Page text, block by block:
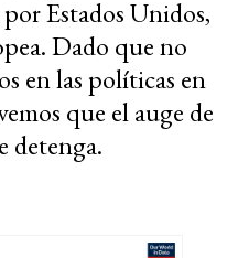
Estados Unidos,
Dado que no
en las políticas en
que el auge de
detenga.